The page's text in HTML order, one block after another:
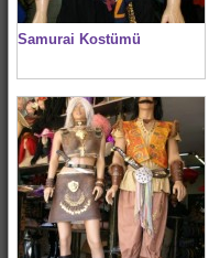
Samurai Kostümü